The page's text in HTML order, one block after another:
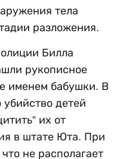
тела
разложения.
Билла
рукописное
именем бабушки. В
убийство детей
их от
в штате Юта. При
не располагает